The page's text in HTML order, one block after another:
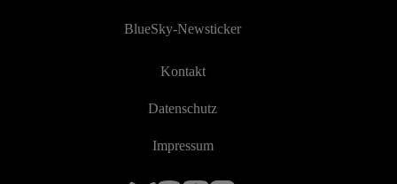
BlueSky-Newsticker
Kontakt
Datenschutz
Impressum